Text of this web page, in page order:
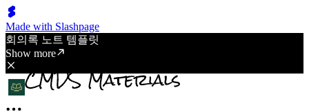
Made with Slashpage
회의록 노트 템플릿
Show more